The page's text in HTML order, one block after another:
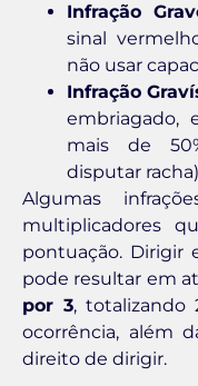
Infração
sinal
não usar
Infração
embriagado,
mais de
disputar
Algumas
multiplicadores
pontuação. Dirigir
pode resultar em
por 3, totalizando
ocorrência, além
direito de dirigir.